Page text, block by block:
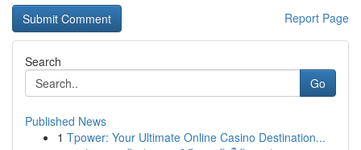
Report Page
Search
Go
Published News
1 Tpower: Your Ultimate Online Casino Destination...